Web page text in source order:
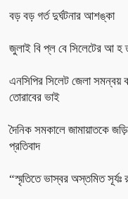
বড় বড় গর্ত দুর্ঘটনার আশঙ্কা
জুলাই বি প্ল বে সিলেটের আ হ
এনসিপির সিলেট জেলা সমন্বয়
তোরাবের ভাই
দৈনিক সমকালে জামায়াতকে
প্রতিবাদ
“স্মৃতিতে ভাস্বর অস্তমিত সূর্যঃ